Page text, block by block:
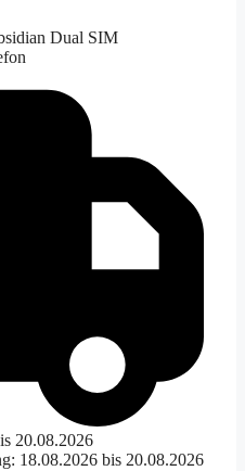
Dual SIM
20.08.2026
18.08.2026 bis 20.08.2026